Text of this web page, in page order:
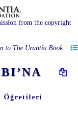
from the copyright
to The Urantia Book
Öğretileri